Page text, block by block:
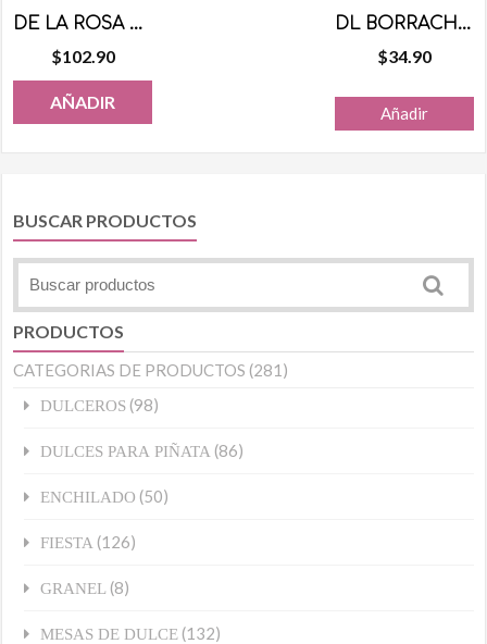
DL BORRACHO DISPLAY 24 PZA
$34.90
Añadir
DE LA ROSA MAZAPAN ORIGINAL 30 PZS
$102.90
AÑADIR
BUSCAR PRODUCTOS
PRODUCTOS
CATEGORIAS DE PRODUCTOS (281)
DULCEROS (98)
DULCES PARA PIÑATA (86)
ENCHILADO (50)
FIESTA (126)
GRANEL (8)
MESAS DE DULCE (132)